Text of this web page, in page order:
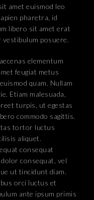
amet euismod leo
pharetra, id
libero sit amet erat
vestibulum posuere.
elementum
feugiat metus
quam. Nullam
Etiam malesuada,
turpis, ut egestas
commodo sagittis.
tortor luctus
aliquet.
consequat
consequat, vel
ut tincidunt diam.
orci luctus et
ante ipsum primis